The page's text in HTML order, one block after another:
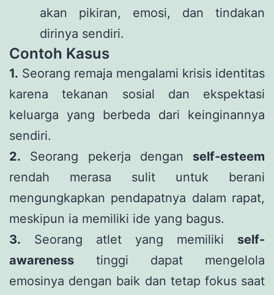
akan pikiran, emosi, dan tindakan
dirinya sendiri.
Contoh Kasus
1. Seorang remaja mengalami krisis identitas
karena tekanan sosial dan ekspektasi
keluarga yang berbeda dari keinginannya
sendiri.
2. Seorang pekerja dengan self-esteem
rendah merasa sulit untuk berani
mengungkapkan pendapatnya dalam rapat,
meskipun ia memiliki ide yang bagus.
3. Seorang atlet yang memiliki self-
awareness tinggi dapat mengelola
emosinya dengan baik dan tetap fokus saat